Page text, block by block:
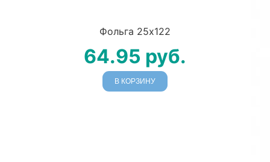
Фольга 25х122
64.95 руб.
В КОРЗИНУ